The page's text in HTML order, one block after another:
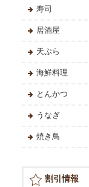
寿司
居酒屋
天ぷら
海鮮料理
とんかつ
うなぎ
焼き鳥
割引情報